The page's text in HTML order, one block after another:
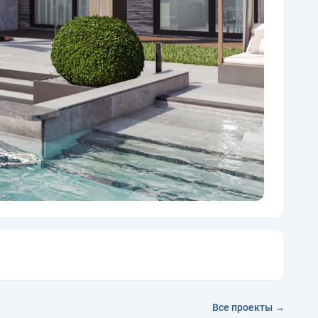
Все проекты →